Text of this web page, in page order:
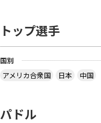
トップ選手
国別
アメリカ合衆国
日本 中国
パドル